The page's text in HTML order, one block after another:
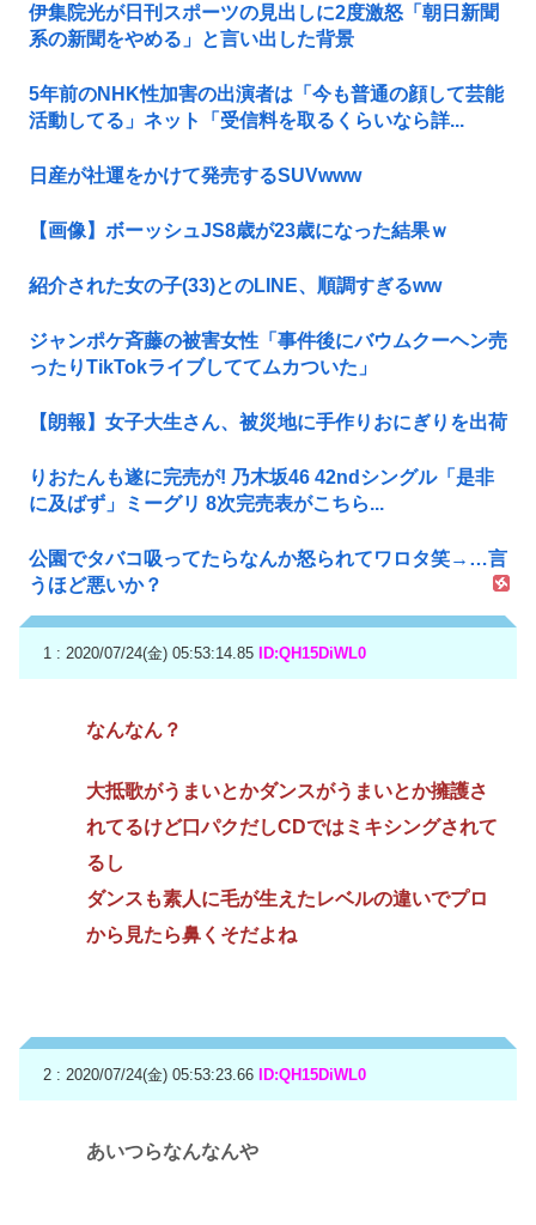
伊集院光が日刊スポーツの見出しに2度激怒「朝日新聞
系の新聞をやめる」と言い出した背景
5年前のNHK性加害の出演者は「今も普通の顔して芸能
活動してる」ネット「受信料を取るくらいなら詳...
日産が社運をかけて発売するSUVwww
【画像】ボーッシュJS8歳が23歳になった結果ｗ
紹介された女の子(33)とのLINE、順調すぎるww
ジャンポケ斉藤の被害女性「事件後にバウムクーヘン売
ったりTikTokライブしててムカついた」
【朗報】女子大生さん、被災地に手作りおにぎりを出荷
りおたんも遂に完売が! 乃木坂46 42ndシングル「是非
に及ばず」ミーグリ 8次完売表がこちら...
公園でタバコ吸ってたらなんか怒られてワロタ笑→…言
うほど悪いか？
1 : 2020/07/24(金) 05:53:14.85 ID:QH15DiWL0
なんなん？
大抵歌がうまいとかダンスがうまいとか擁護さ
れてるけど口パクだしCDではミキシングされて
るし
ダンスも素人に毛が生えたレベルの違いでプロ
から見たら鼻くそだよね
2 : 2020/07/24(金) 05:53:23.66 ID:QH15DiWL0
あいつらなんなんや